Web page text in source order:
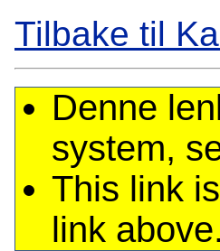
Tilbake til
Denne
system,
This link
link above.